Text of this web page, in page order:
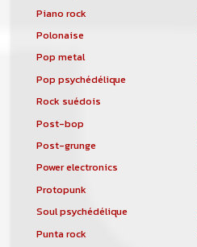
Piano rock
Polonaise
Pop metal
Pop psychédélique
Rock suédois
Post-bop
Post-grunge
Power electronics
Protopunk
Soul psychédélique
Punta rock